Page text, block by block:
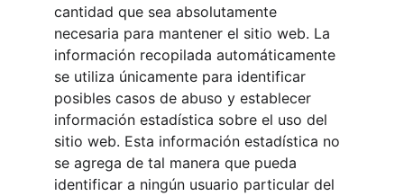
cantidad que sea absolutamente
necesaria para mantener el sitio web. La
información recopilada automáticamente
se utiliza únicamente para identificar
posibles casos de abuso y establecer
información estadística sobre el uso del
sitio web. Esta información estadística no
se agrega de tal manera que pueda
identificar a ningún usuario particular del